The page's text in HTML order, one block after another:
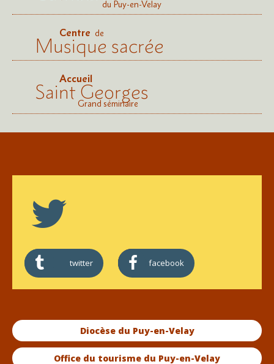
du Puy-en-Velay
Centre de
Musique sacrée
Accueil
Saint Georges
Grand séminaire
twitter facebook
Diocèse du Puy-en-Velay
Office du tourisme du Puy-en-Velay